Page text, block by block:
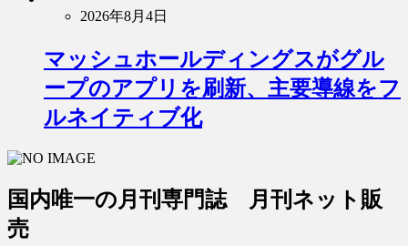
2026年8月4日
マッシュホールディングスがグル
ープのアプリを刷新、主要導線をフ
ルネイティブ化
国内唯一の月刊専門誌 月刊ネット販
売